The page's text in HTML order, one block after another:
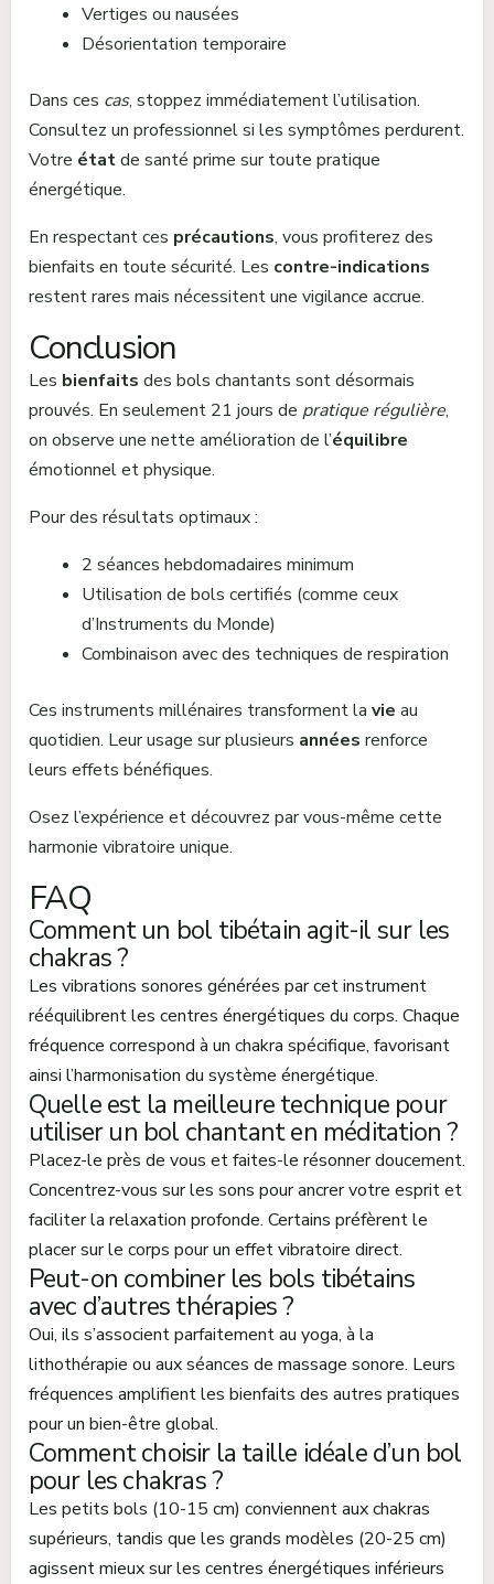
Vertiges ou nausées
Désorientation temporaire
Dans ces cas, stoppez immédiatement l’utilisation.
Consultez un professionnel si les symptômes perdurent.
Votre étatde santé prime sur toute pratique
énergétique.
En respectant ces précautions, vous profiterez des
bienfaits en toute sécurité. Les contre-indications
restent rares mais nécessitent une vigilance accrue.
Conclusion
Les bienfaits des bols chantants sont désormais
prouvés. En seulement 21 jours de pratique régulière,
on observe une nette amélioration de l’équilibre
émotionnel et physique.
Pour des résultats optimaux :
2 séances hebdomadaires minimum
Utilisation de bols certifiés (comme ceux
d’Instruments du Monde)
Combinaison avec des techniques de respiration
Ces instruments millénaires transforment la vie au
quotidien. Leur usage sur plusieurs années renforce
leurs effets bénéfiques.
Osez l’expérience et découvrez par vous-même cette
harmonie vibratoire unique.
FAQ
Comment un bol tibétain agit-il sur les
chakras ?
Les vibrations sonores générées par cet instrument
rééquilibrent les centres énergétiques du corps. Chaque
fréquence correspond à un chakra spécifique, favorisant
ainsi l’harmonisation du système énergétique.
Quelle est la meilleure technique pour
utiliser un bol chantant en méditation ?
Placez-le près de vous et faites-le résonner doucement.
Concentrez-vous sur les sons pour ancrer votre esprit et
faciliter la relaxation profonde. Certains préfèrent le
placer sur le corps pour un effet vibratoire direct.
Peut-on combiner les bols tibétains
avec d’autres thérapies ?
Oui, ils s’associent parfaitement au yoga, à la
lithothérapie ou aux séances de massage sonore. Leurs
fréquences amplifient les bienfaits des autres pratiques
pour un bien-être global.
Comment choisir la taille idéale d’un bol
pour les chakras ?
Les petits bols (10-15 cm) conviennent aux chakras
supérieurs, tandis que les grands modèles (20-25 cm)
agissent mieux sur les centres énergétiques inférieurs